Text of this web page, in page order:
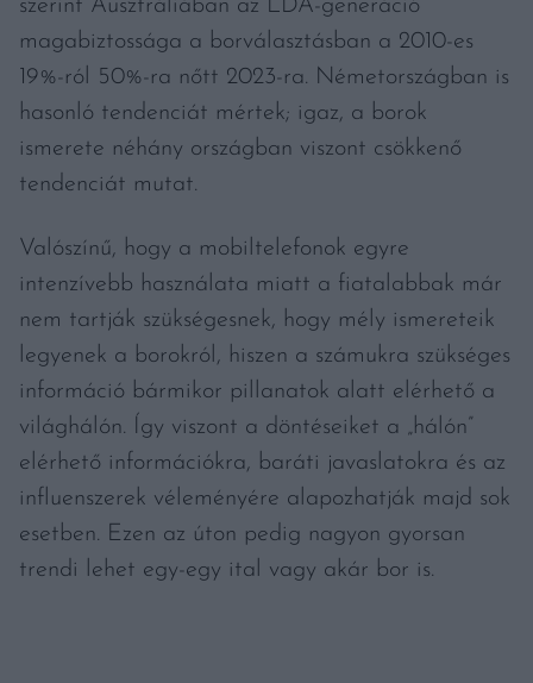
szerint Ausztráliában az LDA-generáció
magabiztossága a borválasztásban a 2010-es
19%-ról 50%-ra nőtt 2023-ra. Németországban is
hasonló tendenciát mértek; igaz, a borok
ismerete néhány országban viszont csökkenő
tendenciát mutat.
Valószínű, hogy a mobiltelefonok egyre
intenzívebb használata miatt a fiatalabbak már
nem tartják szükségesnek, hogy mély ismereteik
legyenek a borokról, hiszen a számukra szükséges
információ bármikor pillanatok alatt elérhető a
világhálón. Így viszont a döntéseiket a „hálón”
elérhető információkra, baráti javaslatokra és az
influenszerek véleményére alapozhatják majd sok
esetben. Ezen az úton pedig nagyon gyorsan
trendi lehet egy-egy ital vagy akár bor is.